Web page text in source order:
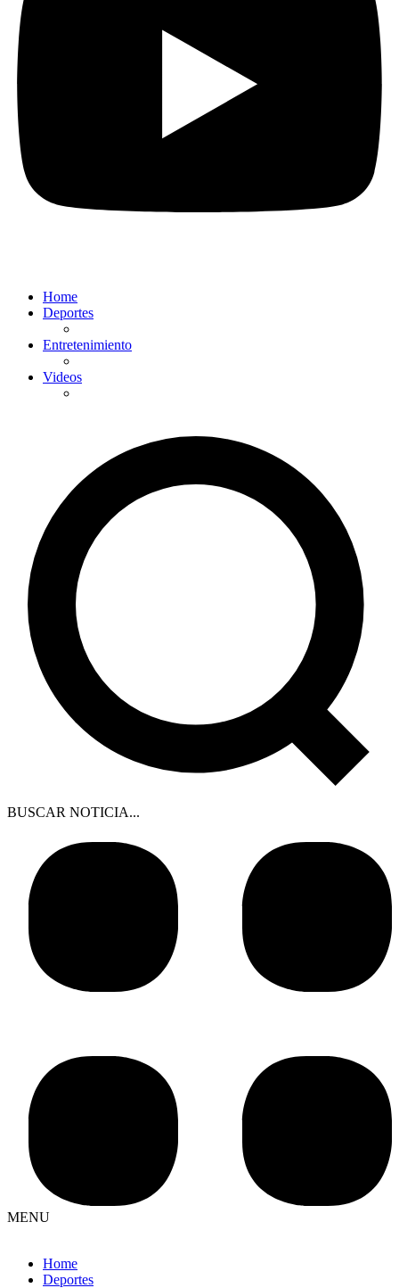
Home
Deportes
Entretenimiento
Videos
BUSCAR NOTICIA...
MENU
Home
Deportes